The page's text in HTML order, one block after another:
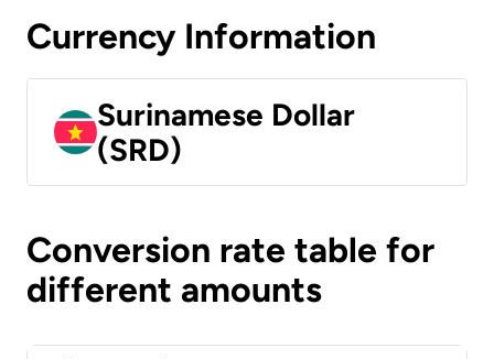
Currency Information
Surinamese Dollar
(SRD)
Conversion rate table for
different amounts